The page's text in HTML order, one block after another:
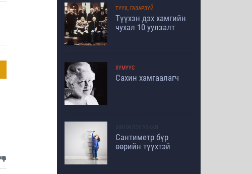
ТҮҮХ, ГАЗАРЗҮЙ
Түүхэн дэх хамгийн
чухал 10 уулзалт
ХҮМҮҮС
Сахин хамгаалагч
ШИНЖЛЭХ УХААН
Сантиметр бүр
өөрийн түүхтэй